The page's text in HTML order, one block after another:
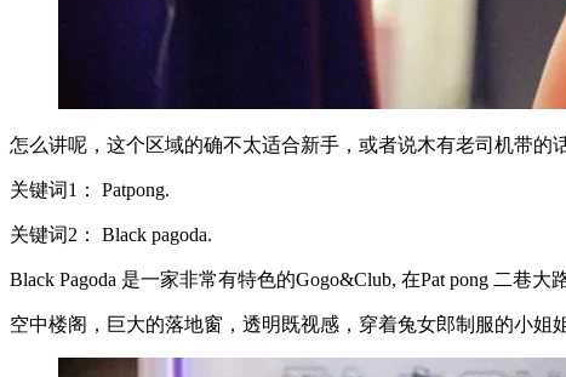
怎么讲呢，这个区域的确不太适合新手，或者说木有老司机带的
关键词1： Patpong.
关键词2： Black pagoda.
Black Pagoda 是一家非常有特色的Gogo&Club, 在Pat pong 二巷
空中楼阁，巨大的落地窗，透明既视感，穿着兔女郎制服的小姐